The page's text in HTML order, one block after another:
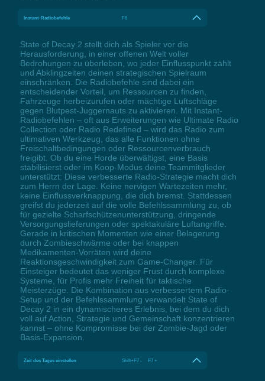
Instant-Radiobefehle F6
State of Decay 2 stellt dich als Spieler vor die
Herausforderung, in einer offenen Welt voller
Bedrohungen zu überleben, wo jeder Einflusspunkt zählt
und Abklingzeiten deinen strategischen Spielraum
einschränken. Die Radiobefehle sind dabei ein
entscheidender Vorteil, um Ressourcen zu finden,
Fahrzeuge herbeizurufen oder mächtige Luftschläge
gegen Blutpest-Juggernauts zu aktivieren. Mit Instant-
Radiobefehlen – oft aus Erweiterungen wie Ultimate Radio
Collection oder Radio Redefined – wird das Radio zum
ultimativen Werkzeug, das alle Funktionen ohne
Freischaltbedingungen oder Ressourcenverbrauch
freigibt. Ob du eine Horde überwältigst, eine Basis
stabilisierst oder im Koop-Modus deine Teammitglieder
unterstützt: Diese verbesserte Radio-Strategie macht dich
zum Herrn der Lage. Keine nervigen Wartezeiten mehr,
keine Einflussverknappung, die dich bremst. Stattdessen
greifst du jederzeit auf die volle Befehlssammlung zu, ob
für gezielte Scharfschützenunterstützung, dringende
Versorgungslieferungen oder spektakuläre Luftangriffe.
Gerade in kritischen Momenten wie einer Belagerung
durch Zombieschwärme oder bei knappen
Medikamenten-Vorräten wird deine
Reaktionsgeschwindigkeit zum Game-Changer. Für
Einsteiger bedeutet das weniger Frust durch komplexe
Systeme, für Profis mehr Freiheit für taktische
Meisterzüge. Die Kombination aus verbessertem Radio-
Setup und der Befehlssammlung verwandelt State of
Decay 2 in ein dynamischeres Erlebnis, bei dem du dich
voll auf Action, Strategie und Gemeinschaft konzentrieren
kannst – ohne Kompromisse bei der Zombie-Jagd oder
Basis-Expansion.
Zeit des Tages einstellen Shift+F7 - F7 +